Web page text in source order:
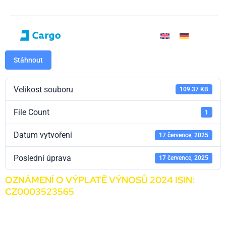
Stáhnout
Velikost souboru 109.37 KB
File Count 1
Datum vytvoření 17 července, 2025
Poslední úprava 17 července, 2025
OZNÁMENÍ O VÝPLATĚ VÝNOSŮ 2024 ISIN:
CZ0003523565